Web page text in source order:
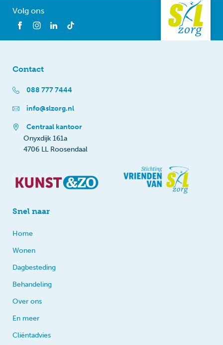
Volg ons
Contact
088 777 7444
info@slzorg.nl
Centraal kantoor
Onyxdijk 161a
4706 LL Roosendaal
Snel naar
Home
Wonen
Dagbesteding
Behandeling
Over ons
En meer
Cliëntadvies